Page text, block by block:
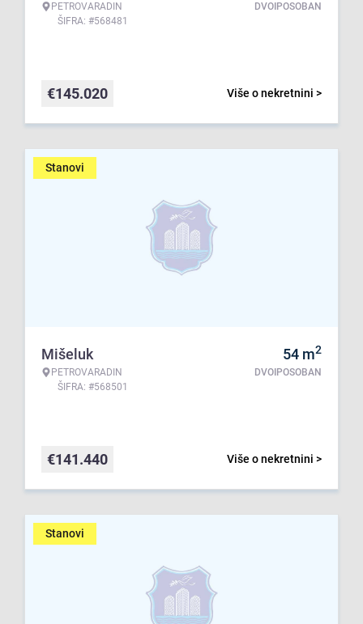
PETROVARADIN
ŠIFRA: #568481
DVOIPOSOBAN
Više o nekretnini >
€145.020
Stanovi
Mišeluk
PETROVARADIN
ŠIFRA: #568501
54 m2
DVOIPOSOBAN
Više o nekretnini >
€141.440
Stanovi